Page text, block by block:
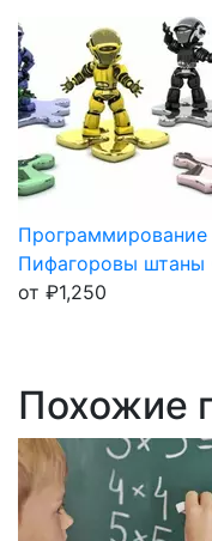
Пифагоровы штаны
от ₽1,250
Похожие